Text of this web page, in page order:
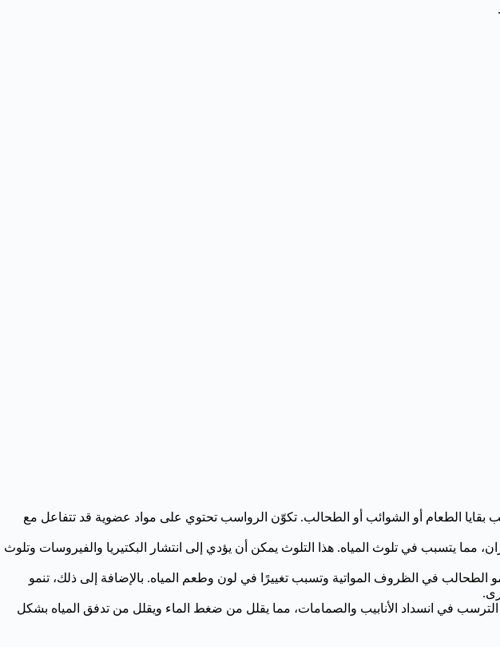
الطعام أو الشوائب أو الطحالب. تكوّن الرواسب تحتوي على مواد عضوية قد تتفاعل مع
مما يتسبب في تلوث المياه. هذا التلوث يمكن أن يؤدي إلى انتشار البكتيريا والفيروسات وتلوث
الطحالب في الظروف المواتية وتسبب تغييرًا في لون وطعم المياه. بالإضافة إلى ذلك، تنمو
في انسداد الأنابيب والصمامات، مما يقلل من ضغط الماء ويقلل من تدفق المياه بشكل